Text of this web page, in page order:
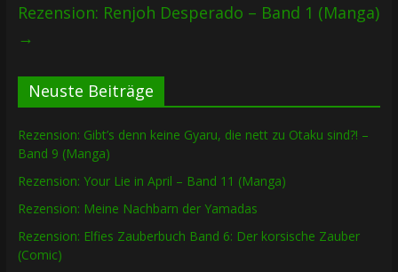
Rezension: Renjoh Desperado – Band 1 (Manga)
→
Neuste Beiträge
Rezension: Gibt’s denn keine Gyaru, die nett zu Otaku sind?! –
Band 9 (Manga)
Rezension: Your Lie in April – Band 11 (Manga)
Rezension: Meine Nachbarn der Yamadas
Rezension: Elfies Zauberbuch Band 6: Der korsische Zauber
(Comic)